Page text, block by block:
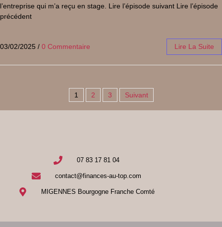
l’entreprise qui m’a reçu en stage. Lire l’épisode suivant Lire l’épisode
précédent
03/02/2025 / 0 Commentaire Lire La Suite
1 2 3 Suivant
07 83 17 81 04
contact@finances-au-top.com
MIGENNES Bourgogne Franche Comté